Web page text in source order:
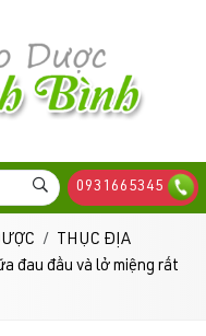
0931665345
THỤC ĐỊA
đau đầu và lở miệng rất